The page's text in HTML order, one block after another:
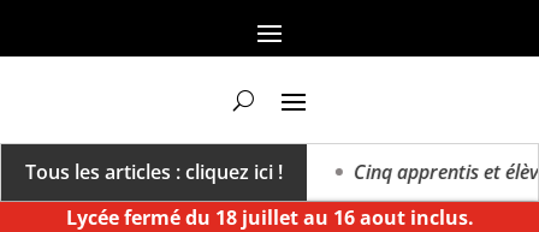
Tous les articles : cliquez ici !
vers un millésime des extrêmes »
Cinq apprentis et
Lycée fermé du 18 juillet au 16 aout inclus.